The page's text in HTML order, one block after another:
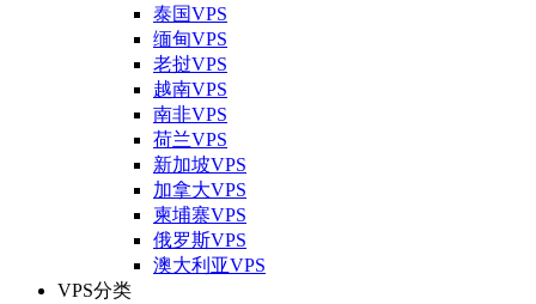
泰国VPS
缅甸VPS
老挝VPS
越南VPS
南非VPS
荷兰VPS
新加坡VPS
加拿大VPS
柬埔寨VPS
俄罗斯VPS
澳大利亚VPS
VPS分类